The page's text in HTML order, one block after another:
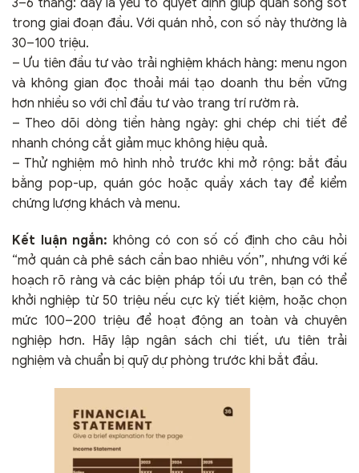
3–6 tháng: đây là yếu tố quyết định giúp quán sống sót
trong giai đoạn đầu. Với quán nhỏ, con số này thường là
30–100 triệu.
– Ưu tiên đầu tư vào trải nghiệm khách hàng: menu ngon
và không gian đọc thoải mái tạo doanh thu bền vững
hơn nhiều so với chỉ đầu tư vào trang trí rườm rà.
– Theo dõi dòng tiền hàng ngày: ghi chép chi tiết để
nhanh chóng cắt giảm mục không hiệu quả.
– Thử nghiệm mô hình nhỏ trước khi mở rộng: bắt đầu
bằng pop-up, quán góc hoặc quầy xách tay để kiểm
chứng lượng khách và menu.
Kết luận ngắn: không có con số cố định cho câu hỏi
“mở quán cà phê sách cần bao nhiêu vốn”, nhưng với kế
hoạch rõ ràng và các biện pháp tối ưu trên, bạn có thể
khởi nghiệp từ 50 triệu nếu cực kỳ tiết kiệm, hoặc chọn
mức 100–200 triệu để hoạt động an toàn và chuyên
nghiệp hơn. Hãy lập ngân sách chi tiết, ưu tiên trải
nghiệm và chuẩn bị quỹ dự phòng trước khi bắt đầu.